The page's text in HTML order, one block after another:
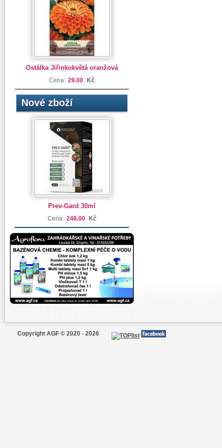
Ostálka Jiřinkokvětá oranžová
Cena: 29.00 Kč
Nové zboží
Prev-Gard 30ml
Cena: 248.00 Kč
Copyright AGF © 2020 - 2026